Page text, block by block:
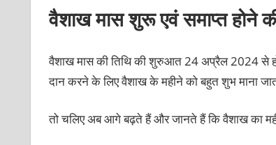
वैशाख मास शुरू एवं समाप्त होने
वैशाख मास की तिथि की शुरुआत 24 अप्रैल 2024 से
दान करने के लिए वैशाख के महीने को बहुत शुभ माना
तो चलिए अब आगे बढ़ते हैं और जानते हैं कि वैशाख का